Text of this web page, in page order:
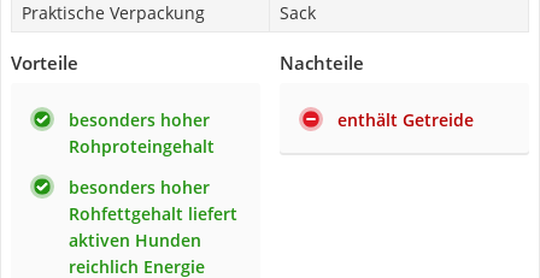
Praktische Verpackung
Sack
Vorteile
besonders hoher
Rohproteingehalt
besonders hoher
Rohfettgehalt liefert
aktiven Hunden
reichlich Energie
Nachteile
enthält Getreide